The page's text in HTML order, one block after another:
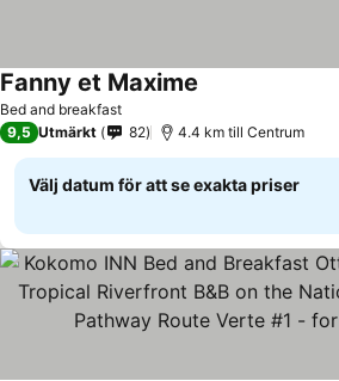
Bed and breakfast
Fanny et Maxime
9,5 Utmärkt 82 4.4 km till Centrum
Välj datum för att se exakta priser